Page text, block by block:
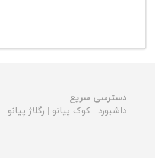
دسترسی سریع
داشبورد | کوک پیانو | رگلاژ پیانو |